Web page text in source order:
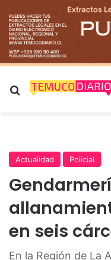
Buscar por
Actualidad Policial
en seis
En la Región de La